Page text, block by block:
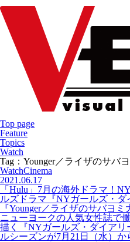
Top page
Feature
Topics
Watch
Tag：Younger／ライザのサバ
WatchCinema
2021.06.17
「Hulu」7月の海外ドラマ！
ルズドラマ『NYガールズ・ダ
『Younger／ライザのサバヨ
ニューヨークの人気女性誌で
描く『NYガールズ・ダイア
ルシーズンが7月21日（水）